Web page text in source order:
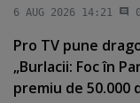
6 AUG 2026 14:21
Pro TV pune
„Burlacii: Foc în
premiu de 50.000